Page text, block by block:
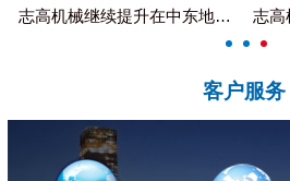
志高机械继续提升在中东地区的市...
客户服务